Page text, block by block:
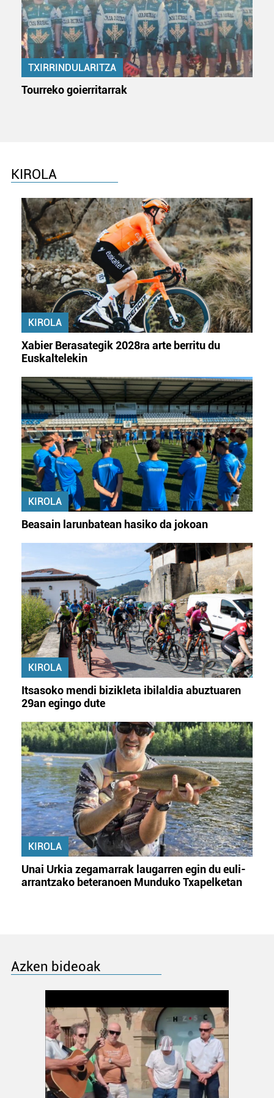
baliatzen gara. Ohar hau onartuz gero, teknologia hori
erabiltzeko baimen esplizitua ematen diguzu.Gehiago
irakurri
TXIRRINDULARITZA
Tourreko goierritarrak
KIROLA
KIROLA
Xabier Berasategik 2028ra arte berritu du
Euskaltelekin
KIROLA
Beasain larunbatean hasiko da jokoan
KIROLA
Itsasoko mendi bizikleta ibilaldia abuztuaren
29an egingo dute
KIROLA
Unai Urkia zegamarrak laugarren egin du euli-
arrantzako beteranoen Munduko Txapelketan
Azken bideoak